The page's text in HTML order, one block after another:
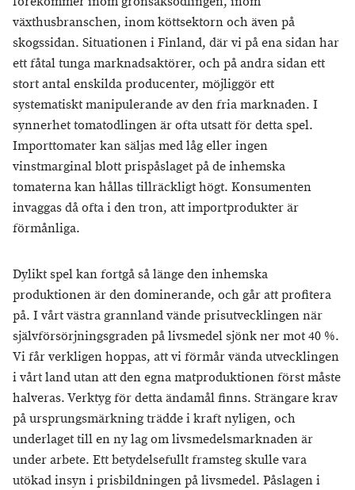
växthusbranschen, inom köttsektorn och även på
skogssidan. Situationen i Finland, där vi på ena sidan har
ett fåtal tunga marknadsaktörer, och på andra sidan ett
stort antal enskilda producenter, möjliggör ett
systematiskt manipulerande av den fria marknaden. I
synnerhet tomatodlingen är ofta utsatt för detta spel.
Importtomater kan säljas med låg eller ingen
vinstmarginal blott prispåslaget på de inhemska
tomaterna kan hållas tillräckligt högt. Konsumenten
invaggas då ofta i den tron, att importprodukter är
förmånliga.
Dylikt spel kan fortgå så länge den inhemska
produktionen är den dominerande, och går att profitera
på. I vårt västra grannland vände prisutvecklingen när
självförsörjningsgraden på livsmedel sjönk ner mot 40 %.
Vi får verkligen hoppas, att vi förmår vända utvecklingen
i vårt land utan att den egna matproduktionen först måste
halveras. Verktyg för detta ändamål finns. Strängare krav
på ursprungsmärkning trädde i kraft nyligen, och
underlaget till en ny lag om livsmedelsmarknaden är
under arbete. Ett betydelsefullt framsteg skulle vara
utökad insyn i prisbildningen på livsmedel. Påslagen i